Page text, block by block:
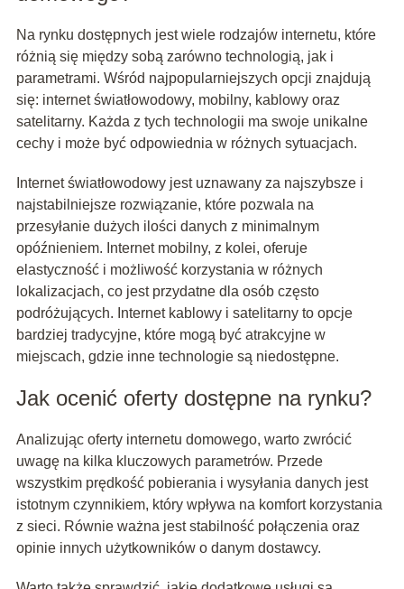
Na rynku dostępnych jest wiele rodzajów internetu, które
różnią się między sobą zarówno technologią, jak i
parametrami. Wśród najpopularniejszych opcji znajdują
się: internet światłowodowy, mobilny, kablowy oraz
satelitarny. Każda z tych technologii ma swoje unikalne
cechy i może być odpowiednia w różnych sytuacjach.
Internet światłowodowy jest uznawany za najszybsze i
najstabilniejsze rozwiązanie, które pozwala na
przesyłanie dużych ilości danych z minimalnym
opóźnieniem. Internet mobilny, z kolei, oferuje
elastyczność i możliwość korzystania w różnych
lokalizacjach, co jest przydatne dla osób często
podróżujących. Internet kablowy i satelitarny to opcje
bardziej tradycyjne, które mogą być atrakcyjne w
miejscach, gdzie inne technologie są niedostępne.
Jak ocenić oferty dostępne na rynku?
Analizując oferty internetu domowego, warto zwrócić
uwagę na kilka kluczowych parametrów. Przede
wszystkim prędkość pobierania i wysyłania danych jest
istotnym czynnikiem, który wpływa na komfort korzystania
z sieci. Równie ważna jest stabilność połączenia oraz
opinie innych użytkowników o danym dostawcy.